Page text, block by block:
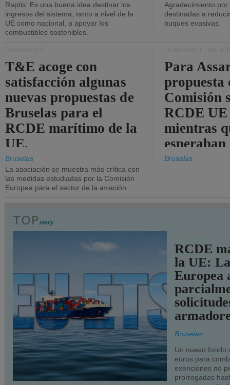
Raptis: Es una buena idea destinar los
ingresos del sistema, tanto a nivel de la
UE como nacional, a apoyar los
combustibles sostenibles.
Agradecimiento
destinadas a
buques evasivas.
T&E acoge con
satisfacción algunas
nuevas propuestas de
Bruselas para el
RCDE marítimo de la
UE.
Bruselas
La asociación se muestra más crítica con
las medidas estudiadas por la Comisión
Europea para el sector de la aviación.
Para
propuesta
Comisión
RCDE
mientras
más
Bruselas
RCDE
la UE:
Europea
Bruselas
Un nuevo fondo
euros para
exenciones no
prorrogadas